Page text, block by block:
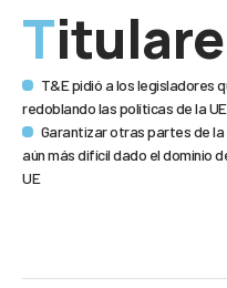
T&E pidió a los legisladores
redoblando las políticas de la
Garantizar otras partes de
aún más difícil dado el dominio
UE